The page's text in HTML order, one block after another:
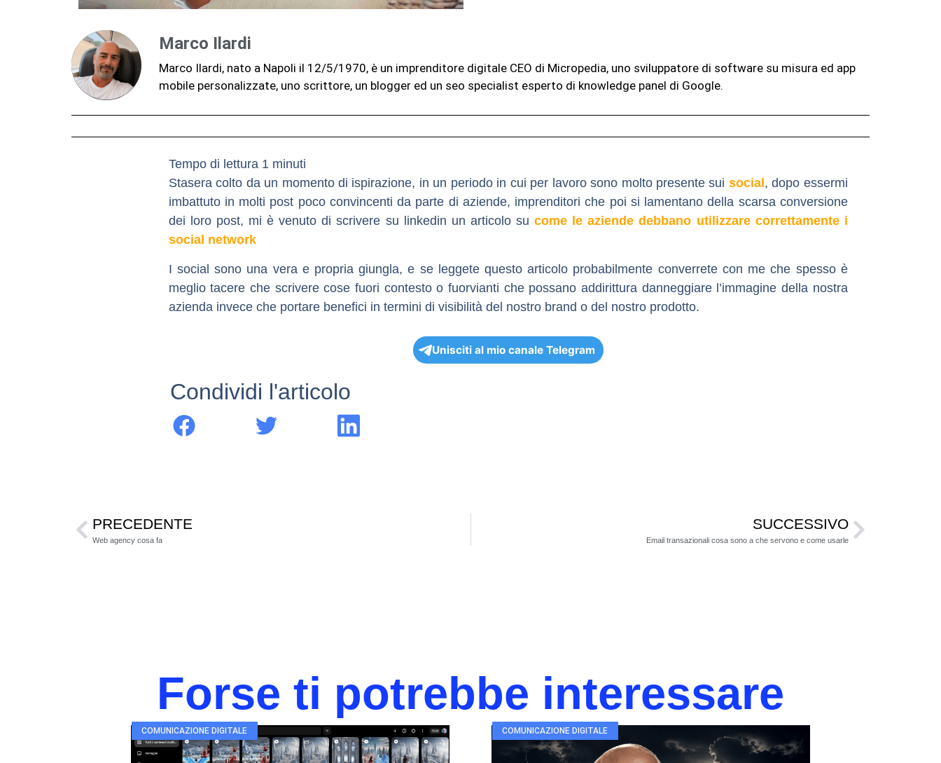
Marco Ilardi
Marco Ilardi, nato a Napoli il 12/5/1970, è un imprenditore digitale CEO di Micropedia, uno sviluppatore di software su misura ed app
mobile personalizzate, uno scrittore, un blogger ed un seo specialist esperto di knowledge panel di Google.
Stasera colto da un momento di ispirazione, in un periodo in cui per lavoro sono molto presente sui social , dopo essermi
imbattuto in molti post poco convincenti da parte di aziende, imprenditori che poi si lamentano della scarsa conversione
dei loro post, mi è venuto di scrivere su linkedin un articolo sucome le aziende debbano utilizzare correttamente i
social network
I social sono una vera e propria giungla, e se leggete questo articolo probabilmente converrete con me che spesso è
meglio tacere che scrivere cose fuori contesto o fuorvianti che possano addirittura danneggiare l’immagine della nostra
azienda invece che portare benefici in termini di visibilità del nostro brand o del nostro prodotto.
Unisciti al mio canale Telegram
Condividi l'articolo
PRECEDENTE
Web agency cosa fa
SUCCESSIVO
Email transazionali cosa sono a che servono e come usarle
Forse ti potrebbe interessare
COMUNICAZIONE DIGITALE COMUNICAZIONE DIGITALE